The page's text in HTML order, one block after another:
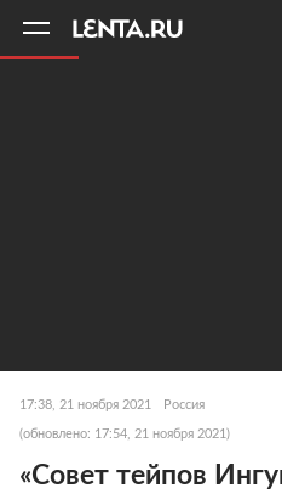
17:38, 21 ноября 2021 Россия
(обновлено: 17:54, 21 ноября 2021)
«Совет тейпов